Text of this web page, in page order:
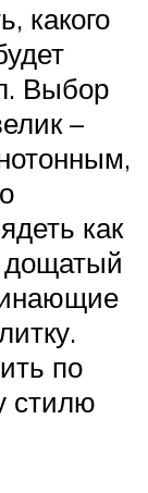
какого
Выбор
–
как
дощатый
по
стилю